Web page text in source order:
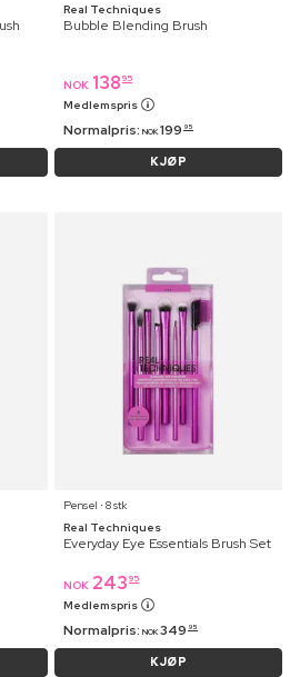
Real Techniques
Bubble Blending Brush
NOK 138 95
Medlemspris
Normalpris: NOK 199 95
KJØP
Pensel ⋅ 8 stk
Real Techniques
Everyday Eye Essentials Brush Set
NOK 243 95
Medlemspris
Normalpris: NOK 349 95
KJØP